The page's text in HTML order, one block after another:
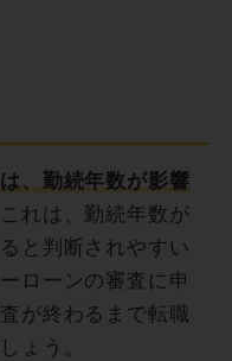
、勤続年数が影響
れは、勤続年数が
と判断されやすい
ローンの審査に申
が終わるまで転職
ょう。